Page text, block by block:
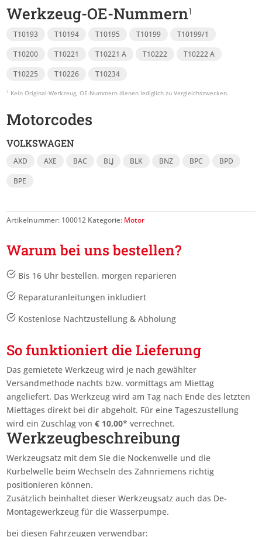
Werkzeug-OE-Nummern
T10193 T10194 T10195 T10199
T10199/1
T10200
T10221 T10221 A T10222
T10222 A
T10225
T10226 T10234
Motorcodes
VOLKSWAGEN
AXD AXE BAC BLJ BLK BNZ BPC
BPD
BPE
Artikelnummer: 100012 Kategorie: Motor
Warum bei uns bestellen?
Bis 16 Uhr bestellen, morgen reparieren
Reparaturanleitungen inkludiert
Kostenlose Nachtzustellung & Abholung
So funktioniert die Lieferung
Das gemietete Werkzeug wird je nach gewählter
Versandmethode nachts bzw. vormittags am Miettag
angeliefert. Das Werkzeug wird am Tag nach Ende des letzten
Miettagesdirekt bei dir abgeholt. Für eine Tageszustellung
wird ein Zuschlag von€ 10,00* verrechnet.
Werkzeugbeschreibung
Werkzeugsatz mit dem Sie die Nockenwelle und die
Kurbelwelle beim Wechseln des Zahnriemens richtig
positionieren können.
Zusätzlich beinhaltet dieser Werkzeugsatz auch das De-
Montagewerkzeug für die Wasserpumpe.
bei diesen Fahrzeugen verwendbar: